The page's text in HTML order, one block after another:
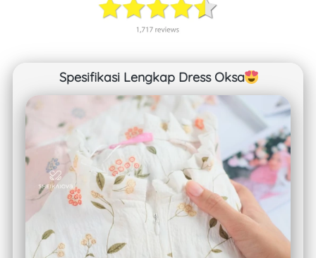
Spesifikasi Lengkap Dress Oksa